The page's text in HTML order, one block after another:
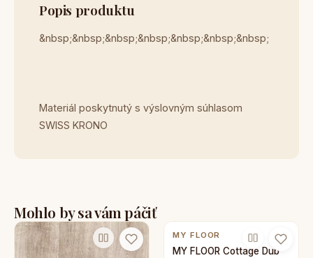
Popis produktu
&nbsp;&nbsp;&nbsp;&nbsp;&nbsp;&nbsp;&nbsp;
Materiál poskytnutý s výslovným súhlasom
SWISS KRONO
Mohlo by sa vám páčiť
MY FLOOR
MY FLOOR Cottage Dub